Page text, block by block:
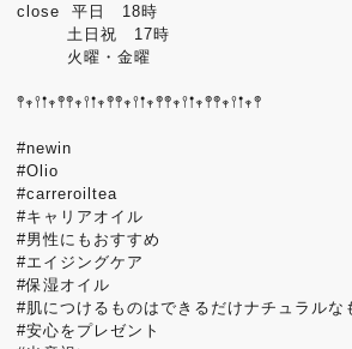
close 平日 18時
土日祝 17時
火曜・金曜
𖤣𖥧𖥣𖡡𖥧𖤣𖤣𖥧𖥣𖡡𖥧𖤣𖤣𖥧𖥣𖡡𖥧𖤣𖤣𖥧𖥣𖡡𖥧𖤣𖤣𖥧𖥣𖡡𖥧𖤣
#newin
#Olio
#carreroiltea
#キャリアオイル
#男性にもおすすめ
#エイジングケア
#保湿オイル
#肌につけるものはできるだけナチュラルな
#安心をプレゼント